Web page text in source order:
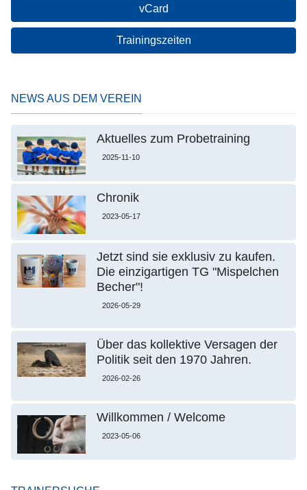
vCard
Trainingszeiten
NEWS AUS DEM VEREIN
Aktuelles zum Probetraining
2025-11-10
Chronik
2023-05-17
Jetzt sind sie exklusiv zu kaufen.
Die einzigartigen TG "Mispelchen
Becher"!
2026-05-29
Über das kollektive Versagen der
Politik seit den 1970 Jahren.
2026-02-26
Willkommen / Welcome
2023-05-06